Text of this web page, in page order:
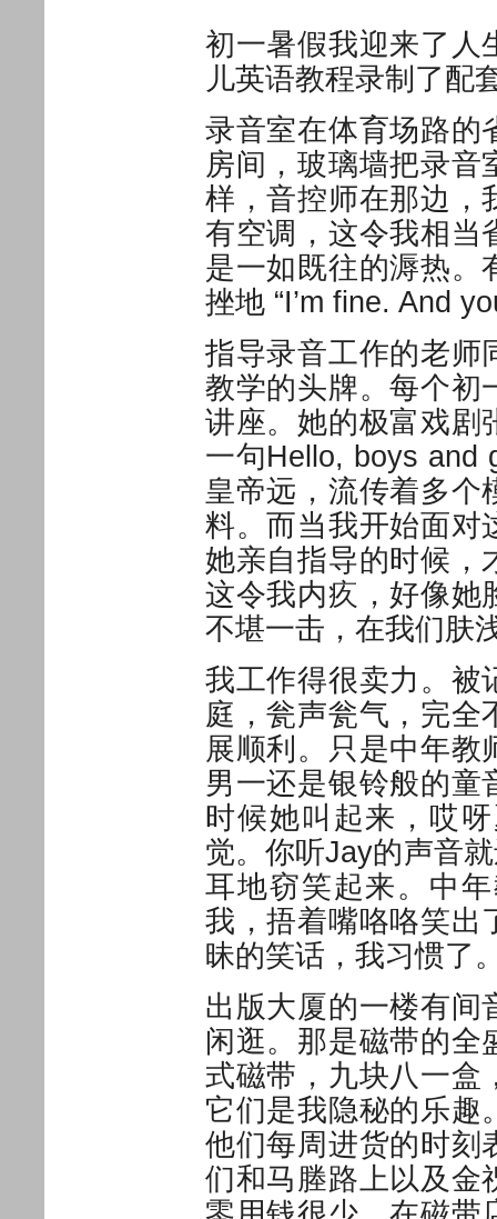
初一暑假我迎来了人
儿英语教程录制了配
录音室在体育场路的
房间，玻璃墙把录音
样，音控师在那边，
有空调，这令我相当
是一如既往的溽热。
挫地 “I’m fine. And
指导录音工作的老师
教学的头牌。每个初
讲座。她的极富戏剧
一句Hello, boys and
皇帝远，流传着多个
料。而当我开始面对
她亲自指导的时候，
这令我内疚，好像她
不堪一击，在我们肤
我工作得很卖力。被
庭，瓮声瓮气，完全
展顺利。只是中年教
男一还是银铃般的童
时候她叫起来，哎
觉。你听Jay的声音
耳地窃笑起来。中
我，捂着嘴咯咯笑出
昧的笑话，我习惯了
出版大厦的一楼有间
闲逛。那是磁带的全
式磁带，九块八一盒
它们是我隐秘的乐趣
他们每周进货的时刻
们和马塍路上以及金